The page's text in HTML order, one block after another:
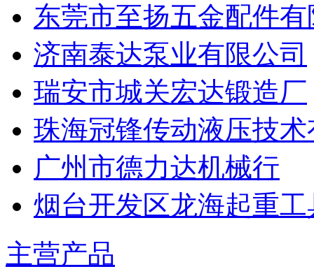
东莞市至扬五金配件
济南泰达泵业有限公司
瑞安市城关宏达锻造厂
珠海冠锋传动液压技
广州市德力达机械行
烟台开发区龙海起重
主营产品